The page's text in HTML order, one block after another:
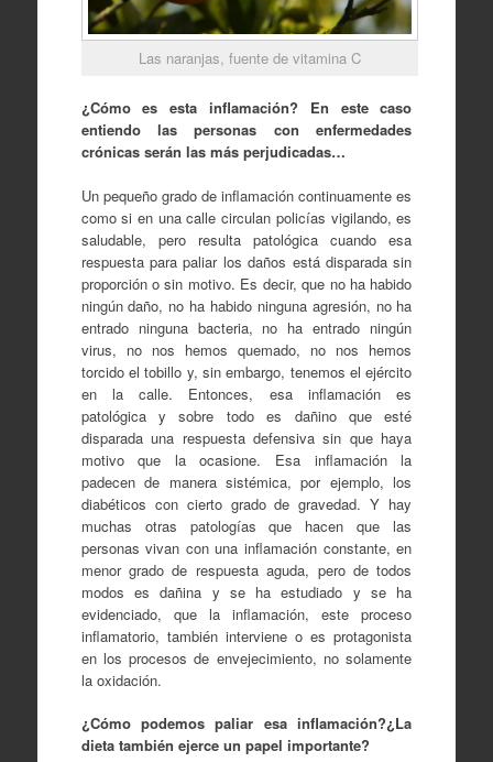
Las naranjas, fuente de vitamina C
¿Cómo es esta inflamación? En este caso
entiendo las personas con enfermedades
crónicas serán las más perjudicadas…
Un pequeño grado de inflamación continuamente es
como si en una calle circulan policías vigilando, es
saludable, pero resulta patológica cuando esa
respuesta para paliar los daños está disparada sin
proporción o sin motivo. Es decir, que no ha habido
ningún daño, no ha habido ninguna agresión, no ha
entrado ninguna bacteria, no ha entrado ningún
virus, no nos hemos quemado, no nos hemos
torcido el tobillo y, sin embargo, tenemos el ejército
en la calle. Entonces, esa inflamación es
patológica y sobre todo es dañino que esté
disparada una respuesta defensiva sin que haya
motivo que la ocasione. Esa inflamación la
padecen de manera sistémica, por ejemplo, los
diabéticos con cierto grado de gravedad. Y hay
muchas otras patologías que hacen que las
personas vivan con una inflamación constante, en
menor grado de respuesta aguda, pero de todos
modos es dañina y se ha estudiado y se ha
evidenciado, que la inflamación, este proceso
inflamatorio, también interviene o es protagonista
en los procesos de envejecimiento, no solamente
la oxidación.
¿Cómo podemos paliar esa inflamación?¿La
dieta también ejerce un papel importante?